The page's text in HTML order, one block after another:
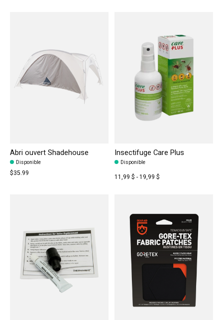
Abri ouvert Shadehouse
Disponible
$35.99
Insectifuge Care Plus
Disponible
11,99 $ - 19,99 $